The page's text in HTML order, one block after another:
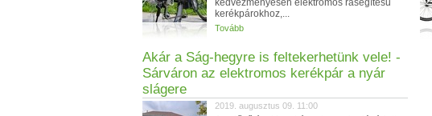
kedvezményesen elektromos rásegítésű
kerékpárokhoz,...
Tovább
Akár a Ság-hegyre is feltekerhetünk vele! -
Sárváron az elektromos kerékpár a nyár
slágere
2019. augusztus 09. 11:00